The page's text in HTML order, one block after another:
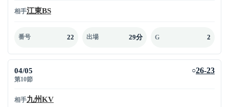
相手江東BS
番号 22 出場 29分 G 2
04/05
第10節
○26-23
相手九州KV